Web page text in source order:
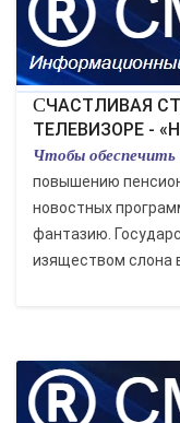
СЧАСТЛИВАЯ СТАРОСТЬ — ТОЛЬКО В
ТЕЛЕВИЗОРЕ -
Чтобы обеспечить
повышению
новостных
фантазию.
изяществом слона